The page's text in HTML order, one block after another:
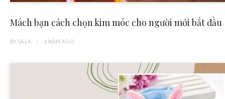
Mách bạn cách chọn kim móc cho người mới bắt đầu
BY SALA 1 NĂM AGO